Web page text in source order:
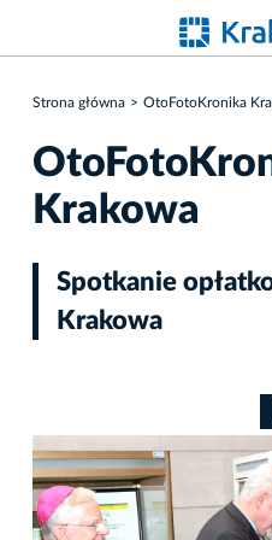
Strona główna OtoFotoKronika
Krakowa
Spotkanie
Krakowa